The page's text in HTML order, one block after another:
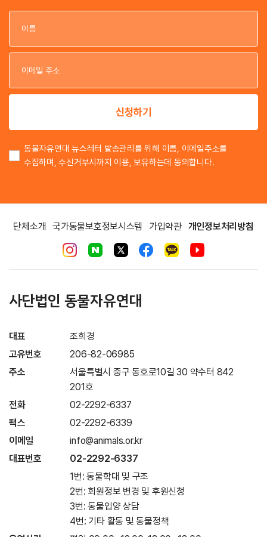
이
이
신청하기
동물자유연대 뉴스레터 발송관리를 위해 이름, 이메일주소를
수집하며, 수신거부시까지 이용, 보유하는데 동의합니다.
단체소개 국가동물보호정보시스템 가입약관 개인정보처리방침
사단법인 동물자유연대
대표
조희경
고유번호
206-82-06985
주소
서울특별시 중구 동호로10길 30 약수터 842
201호
전화
02-2292-6337
팩스
02-2292-6339
이메일
info@animals.or.kr
대표번호
02-2292-6337
1번: 동물학대 및 구조
2번: 회원정보 변경 및 후원신청
3번: 동물입양 상담
4번: 기타 활동 및 동물정책